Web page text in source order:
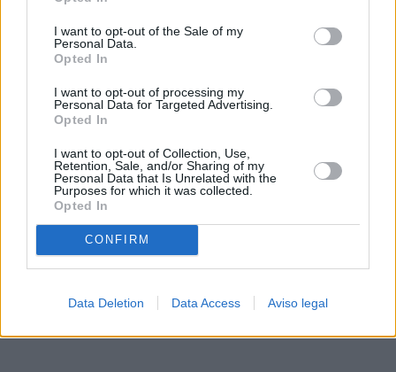
cualquier momento entrando de nuevo en este sitio web o
visitando nuestra política de privacidad.
I want to opt-out of the Sale of my
Personal Data.
Opted In
I want to opt-out of processing my
Personal Data for Targeted Advertising.
Opted In
I want to opt-out of Collection, Use,
Retention, Sale, and/or Sharing of my
Personal Data that Is Unrelated with the
Purposes for which it was collected.
Opted In
CONFIRM
Data Deletion Data Access Aviso legal